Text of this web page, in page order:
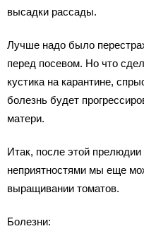
высадки рассады.
Лучше надо было
перед посевом. Но что
кустика на карантине,
болезнь будет
матери.
Итак, после этой
неприятностями мы еще
выращивании томатов.
Болезни: